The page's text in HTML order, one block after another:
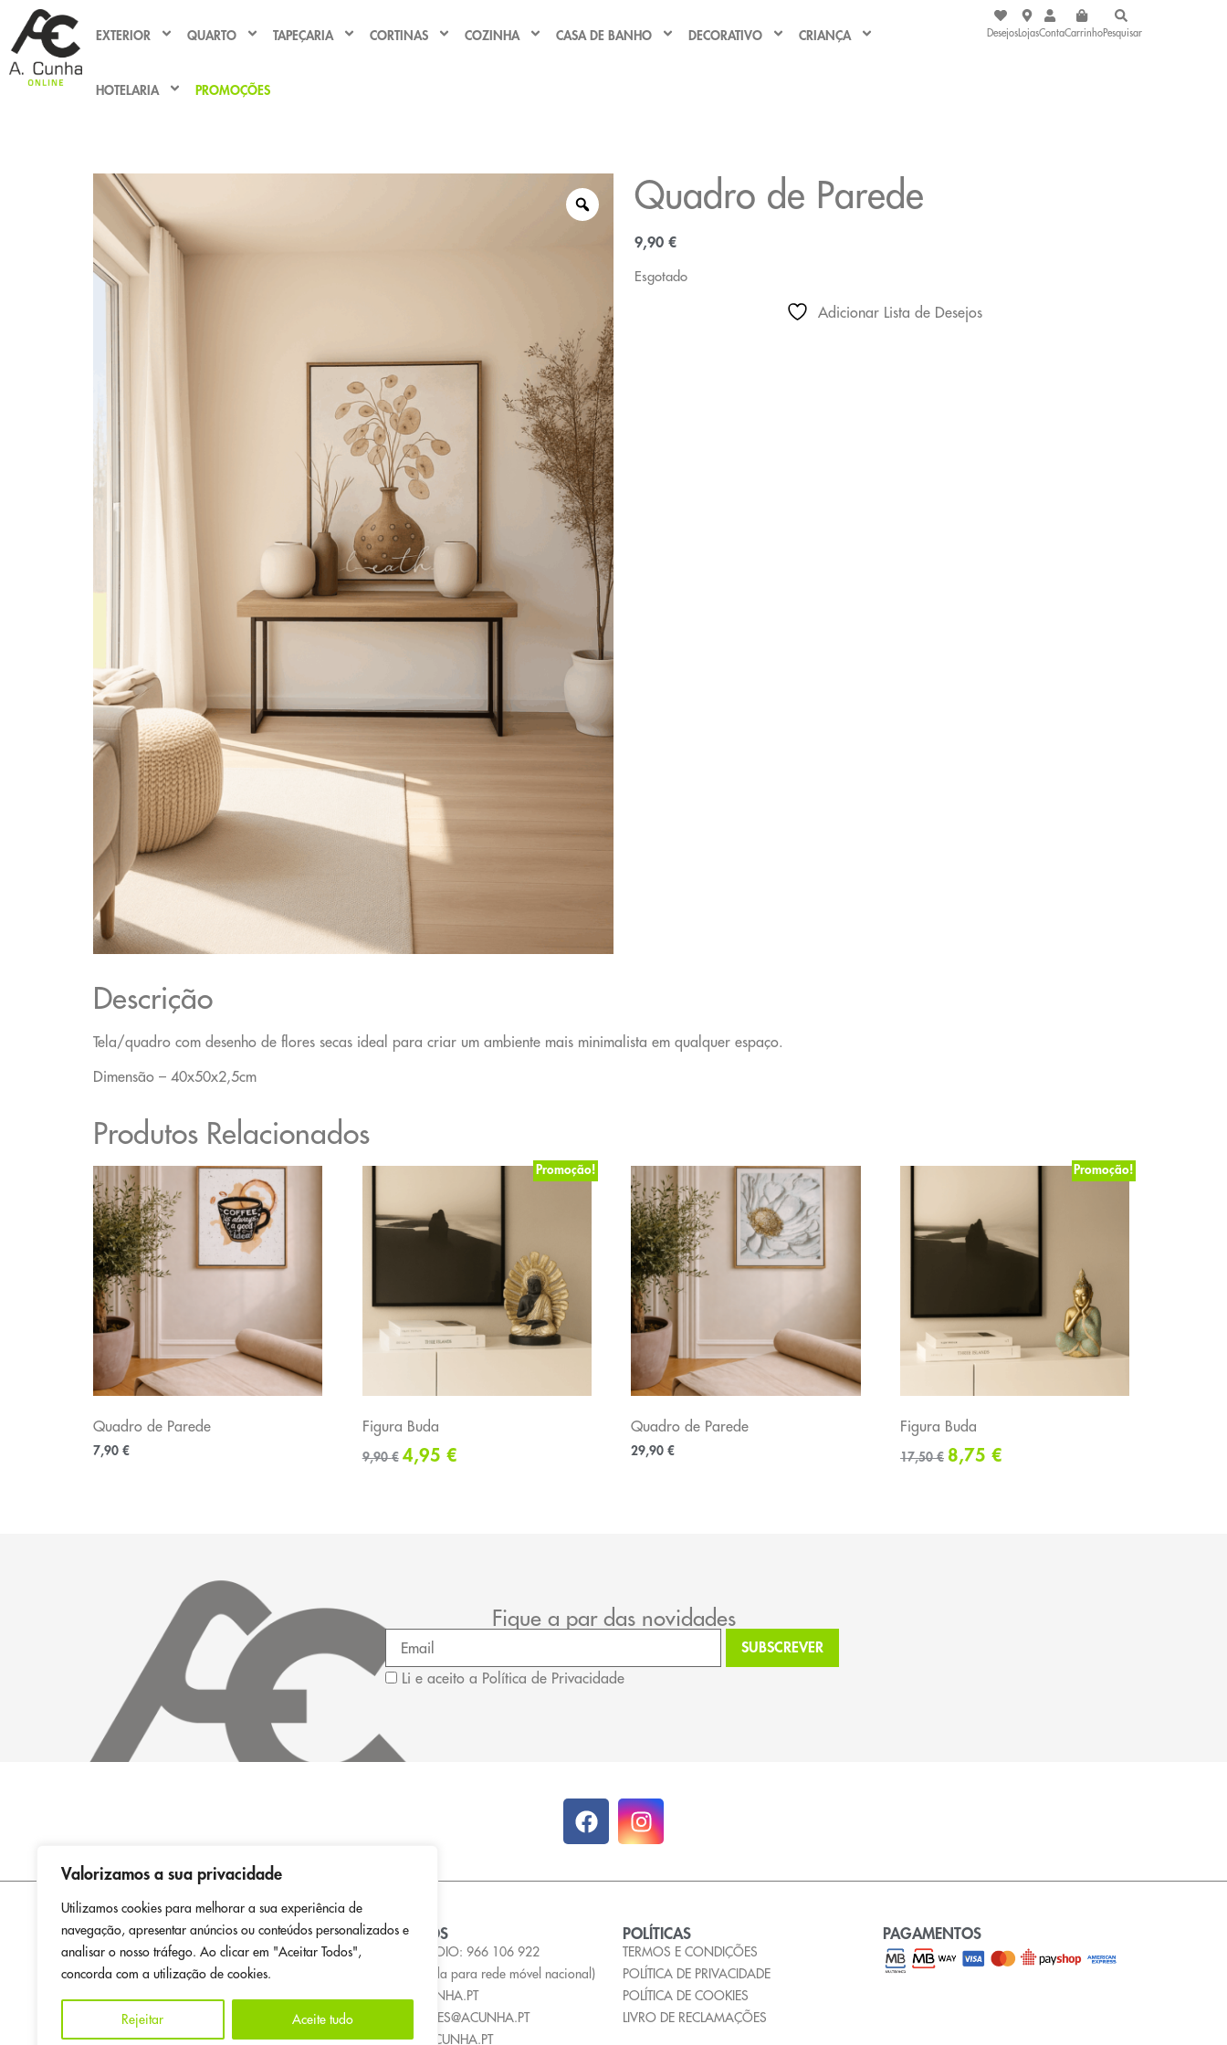
Valorizamos a sua privacidade
Utilizamos cookies para melhorar a sua experiência de
navegação, apresentar anúncios ou conteúdos personalizados e
analisar o nosso tráfego. Ao clicar em "Aceitar Todos",
concorda com a utilização de cookies.
Rejeitar Aceite tudo
EXTERIOR QUARTO TAPEÇARIA CORTINAS COZINHA CASA DE BANHO DECORATIVO CRIANÇA
HOTELARIA PROMOÇÕES
DesejosLojasContaCarrinhoPesquisar
Quadro de Parede
9,90 €
Esgotado
Adicionar Lista de Desejos
Descrição
Tela/quadro com desenho de flores secas ideal para criar um ambiente mais minimalista em qualquer espaço.
Dimensão – 40x50x2,5cm
Produtos Relacionados
Quadro de Parede
7,90 €
Promoção!
Figura Buda
9,90€ 4,95 €
Quadro de Parede
29,90€
Promoção!
Figura Buda
17,50€ 8,75€
Fique a par das novidades
Li e aceito a Política de Privacidade
SOBRE NÓS
EMPRESA
LOJAS
CONTACTOS
LINHA DE APOIO: 966 106 922
(custo chamada para rede móvel nacional)
GERAL@ACUNHA.PT
RECLAMACOES@ACUNHA.PT
DUVIDAS@ACUNHA.PT
POLÍTICAS
TERMOS E CONDIÇÕES
POLÍTICA DE PRIVACIDADE
POLÍTICA DE COOKIES
LIVRO DE RECLAMAÇÕES
PAGAMENTOS